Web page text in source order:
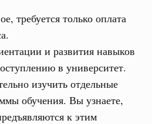
требуется только оплата
и развития навыков
в университет.
изучить отдельные
обучения. Вы узнаете,
к этим